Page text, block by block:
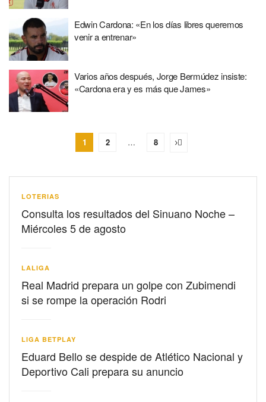
Edwin Cardona: «En los días libres queremos
venir a entrenar»
Varios años después, Jorge Bermúdez insiste:
«Cardona era y es más que James»
1 2 … 8
LOTERIAS
Consulta los resultados del Sinuano Noche –
Miércoles 5 de agosto
LALIGA
Real Madrid prepara un golpe con Zubimendi
si se rompe la operación Rodri
LIGA BETPLAY
Eduard Bello se despide de Atlético Nacional y
Deportivo Cali prepara su anuncio